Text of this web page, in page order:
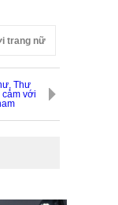
trang nữ
Thư
cảm với